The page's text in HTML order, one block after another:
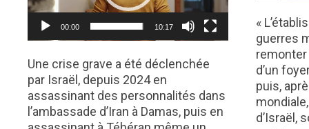
00:00 10:17
Une crise grave a été déclenchée
par Israël, depuis 2024 en
assassinant des personnalités dans
l’ambassade d’Iran à Damas, puis en
«
guerres
remonter
d’un
puis,
d’Israël,